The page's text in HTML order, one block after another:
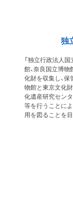
独
「独立行政法人国
館、奈良国立博物
化財を収集し、
物館と東京文化
化遺産研究セン
等を行うことに
用を図ることを